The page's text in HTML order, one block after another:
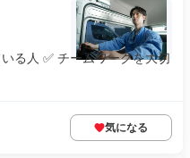
る人 ✅ チームワークを大切
気になる